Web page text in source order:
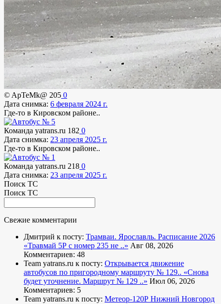
© ApTeMk@ 205 0
Дата снимка: 6 февраля 2024 г.
Где-то в Кировском районе..
Команда yatrans.ru 182 0
Дата снимка: 23 апреля 2025 г.
Где-то в Кировском районе..
Команда yatrans.ru 218 0
Дата снимка: 23 апреля 2025 г.
Поиск ТС
Поиск ТС
Свежие комментарии
Дмитрий к посту: Трамваи. Ярославль. Расписание 2026
«Травмай 5Р с номер 235 не ..» Авг 08, 2026
Комментариев: 48
Team yatrans.ru к посту: Открывается движение
автобусов по пригородному маршруту № 129.. «Снова
будет уточнение. Маршрут № 129 ..» Июл 06, 2026
Комментариев: 5
Team yatrans.ru к посту: Метеор-120Р Нижний Новгород